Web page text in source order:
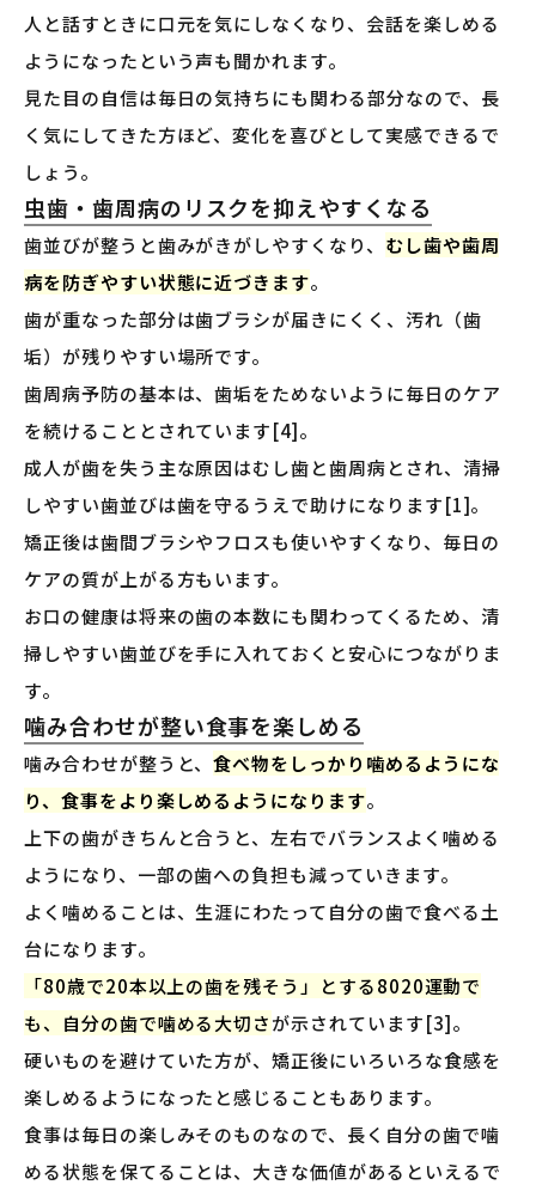
人と話すときに口元を気にしなくなり、会話を楽しめる
ようになったという声も聞かれます。
見た目の自信は毎日の気持ちにも関わる部分なので、長
く気にしてきた方ほど、変化を喜びとして実感できるで
しょう。
虫歯・歯周病のリスクを抑えやすくなる
歯並びが整うと歯みがきがしやすくなり、 むし歯や歯周
病を防ぎやすい状態に近づきます。
歯が重なった部分は歯ブラシが届きにくく、汚れ（歯
垢）が残りやすい場所です。
歯周病予防の基本は、歯垢をためないように毎日のケア
を続けることとされています[4]。
成人が歯を失う主な原因はむし歯と歯周病とされ、清掃
しやすい歯並びは歯を守るうえで助けになります[1]。
矯正後は歯間ブラシやフロスも使いやすくなり、毎日の
ケアの質が上がる方もいます。
お口の健康は将来の歯の本数にも関わってくるため、清
掃しやすい歯並びを手に入れておくと安心につながりま
す。
噛み合わせが整い食事を楽しめる
噛み合わせが整うと、食べ物をしっかり噛めるようにな
り、食事をより楽しめるようになります。
上下の歯がきちんと合うと、左右でバランスよく噛める
ようになり、一部の歯への負担も減っていきます。
よく噛めることは、生涯にわたって自分の歯で食べる土
台になります。
「80歳で20本以上の歯を残そう」とする8020運動で
も、自分の歯で噛める大切さが示されています[3]。
硬いものを避けていた方が、矯正後にいろいろな食感を
楽しめるようになったと感じることもあります。
食事は毎日の楽しみそのものなので、長く自分の歯で噛
める状態を保てることは、大きな価値があるといえるで